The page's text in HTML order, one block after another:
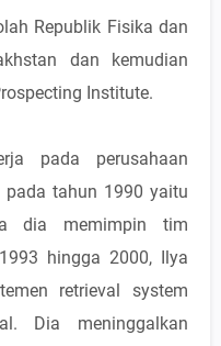
Republik Fisika dan
dan kemudian
Institute.
pada perusahaan
tahun 1990 yaitu
dia memimpin tim
hingga 2000, Ilya
retrieval system
Dia meninggalkan